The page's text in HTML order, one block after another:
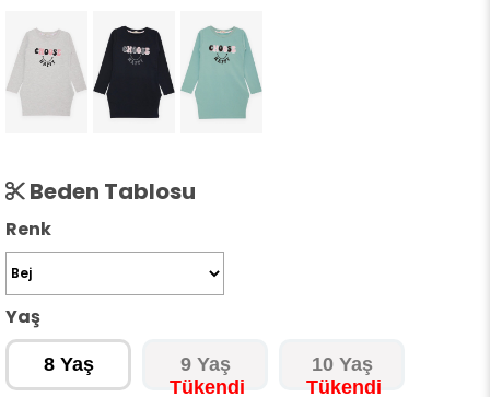
Beden Tablosu
Renk
Yaş
8 Yaş 9 Yaş 10 Yaş